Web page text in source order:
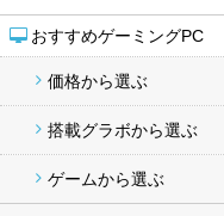
おすすめゲーミングPC
価格から選ぶ
搭載グラボから選ぶ
ゲームから選ぶ